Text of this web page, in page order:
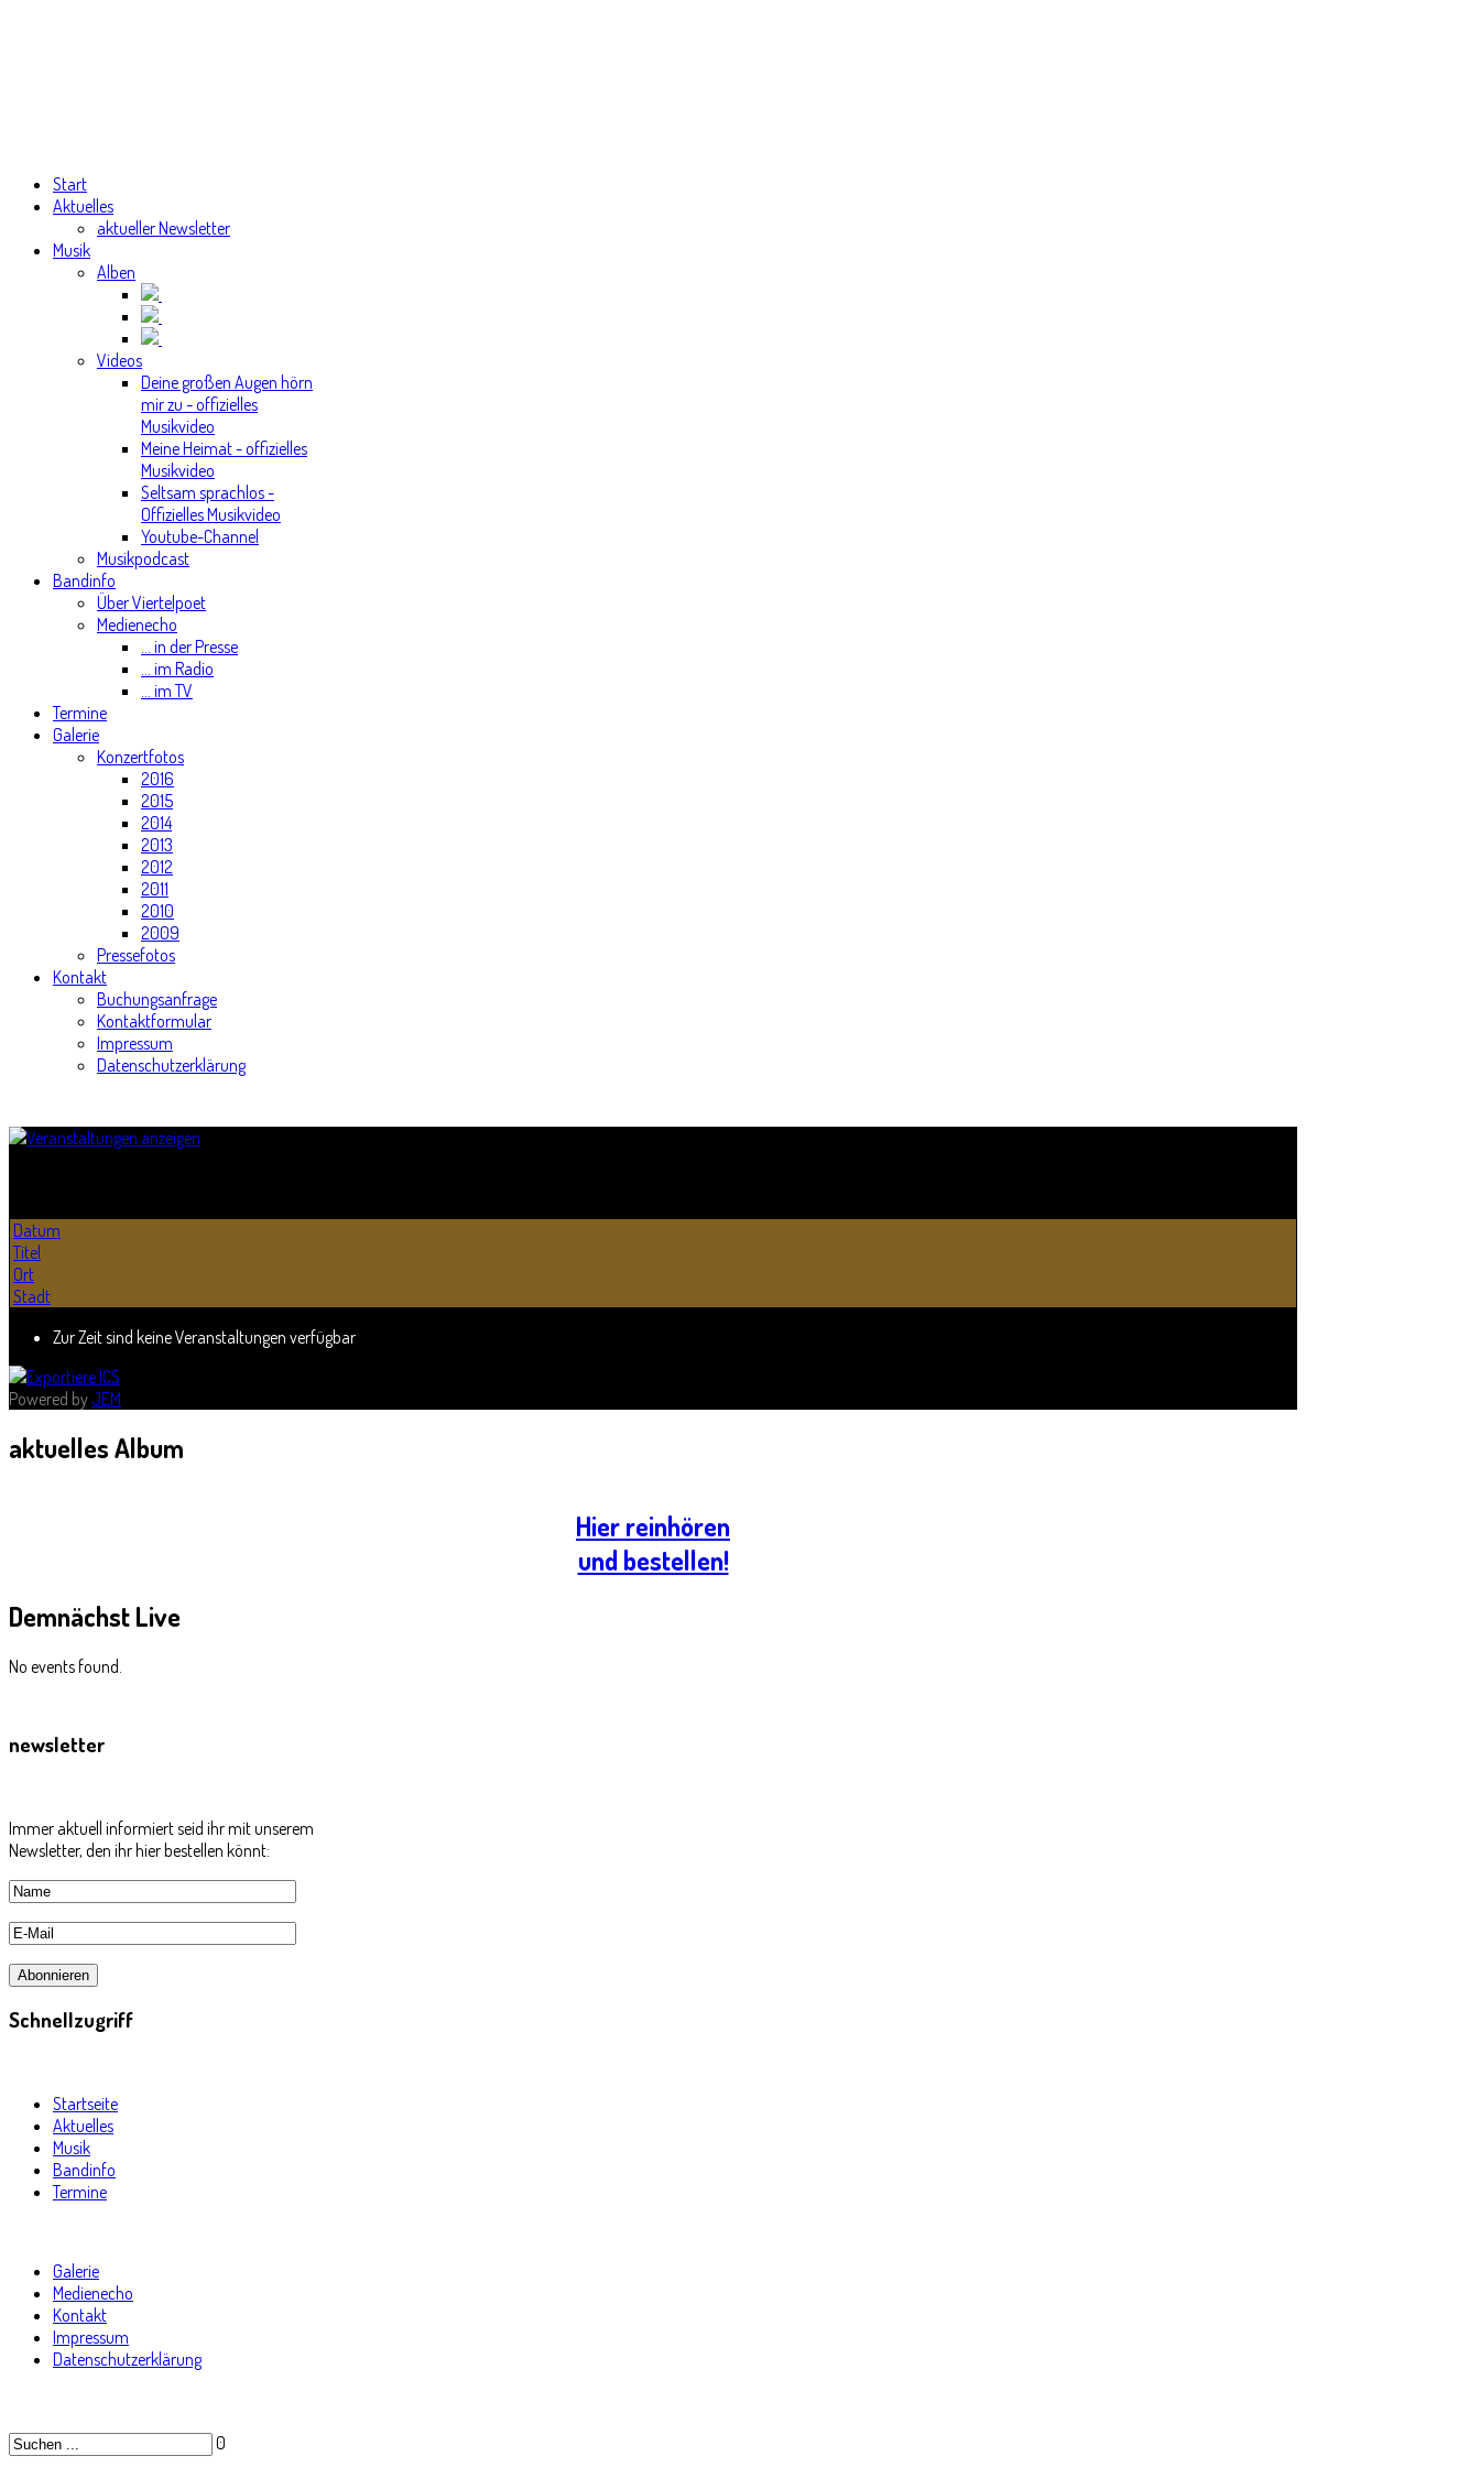
Start
Aktuelles
aktueller Newsletter
Musik
Alben
Videos
Deine großen Augen hörn
mir zu - offizielles
Musikvideo
Meine Heimat - offizielles
Musikvideo
Seltsam sprachlos -
Offizielles Musikvideo
Youtube-Channel
Musikpodcast
Bandinfo
Über Viertelpoet
Medienecho
... in der Presse
... im Radio
... im TV
Termine
Galerie
Konzertfotos
2016
2015
2014
2013
2012
2011
2010
2009
Pressefotos
Kontakt
Buchungsanfrage
Kontaktformular
Impressum
Datenschutzerklärung
Datum
Titel
Ort
Stadt
Zur Zeit sind keine Veranstaltungen verfügbar
Powered by JEM
aktuellesAlbum
Hier reinhören
und bestellen!
DemnächstLive
No events found.
newsletter
Immer aktuell informiert seid ihr mit unserem
Newsletter, den ihr hier bestellen könnt:
Schnellzugriff
Startseite
Aktuelles
Musik
Bandinfo
Termine
Galerie
Medienecho
Kontakt
Impressum
Datenschutzerklärung
0